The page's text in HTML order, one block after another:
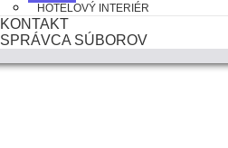
HOTELOVÝ INTERIÉR
KONTAKT
SPRÁVCA SÚBOROV